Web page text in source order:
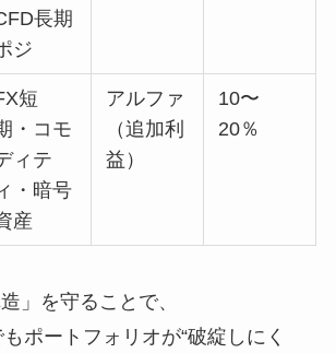
長期
ジ
短
・コモ
ィテ
・暗号
産
アルファ
（追加利
益）
10〜
20％
」を守ることで、
ポートフォリオが“破綻しにく